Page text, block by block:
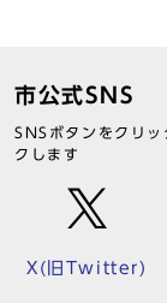
市公式SNS
SNSボタンをクリ
クします
X(旧Twitter)